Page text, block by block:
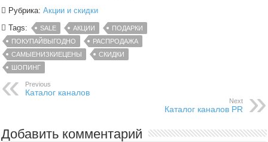
Рубрика:Акции и скидки
Tags:
SALE АКЦИИ
ПОДАРКИ
ПОКУПАЙВЫГОДНО
РАСПРОДАЖА
САМЫЕНИЗКИЕЦЕНЫ
СКИДКИ
ШОПИНГ
Previous
Каталог каналов
Next
Каталог каналов PR
Добавить комментарий